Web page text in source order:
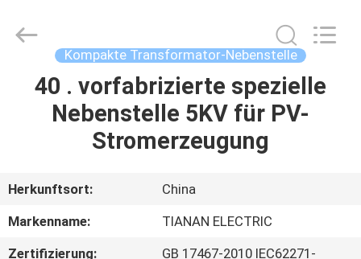
HAUS
PRODUKTE
VR
SHOW
(Group)
Co.,Ltd..
Kompakte Transformator-Nebenstelle
40 . vorfabrizierte spezielle
Nebenstelle 5KV für PV-
Stromerzeugung
Herkunftsort:
China
Markenname:
TIANAN ELECTRIC
Zertifizierung:
GB 17467-2010 IEC62271-